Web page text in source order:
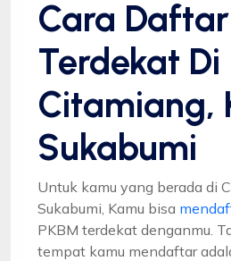
Cara
Terdekat Di
Citamiang,
Sukabumi
Untuk kamu yang berada di
Sukabumi, Kamu bisa
PKBM terdekat denganmu.
tempat kamu mendaftar